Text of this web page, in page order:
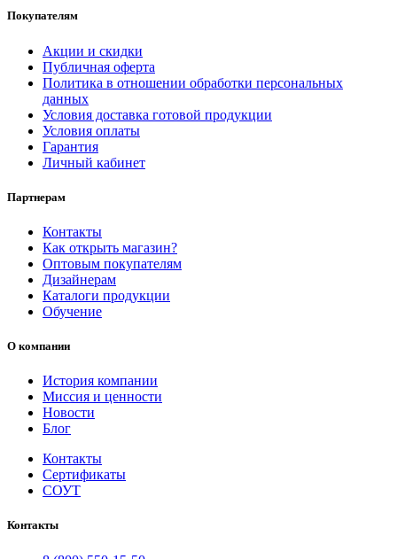
Покупателям
Акции и скидки
Публичная оферта
Политика в отношении обработки персональных
данных
Условия доставка готовой продукции
Условия оплаты
Гарантия
Личный кабинет
Партнерам
Контакты
Как открыть магазин?
Оптовым покупателям
Дизайнерам
Каталоги продукции
Обучение
О компании
История компании
Миссия и ценности
Новости
Блог
Контакты
Сертификаты
СОУТ
Контакты